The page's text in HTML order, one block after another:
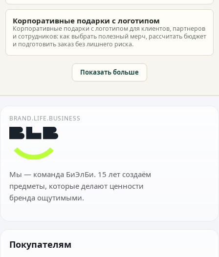
Корпоративные подарки с логотипом
Корпоративные подарки с логотипом для клиентов, партнеров
и сотрудников: как выбрать полезный мерч, рассчитать бюджет
и подготовить заказ без лишнего риска.
Показать больше
BRAND.LIFE.BUSINESS
Мы — команда БиЭлБи. 15 лет создаём
предметы, которые делают ценности
бренда ощутимыми.
Покупателям